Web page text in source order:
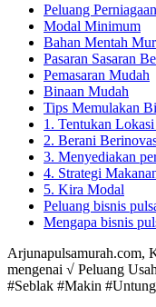
Peluang
Modal Minimum
Bahan Mentah
Pasaran Sasaran
Pemasaran Mudah
Binaan Mudah
Tips Memulakan
1. Tentukan Lokasi
2. Berani
3. Menyediakan
4. Strategi
5. Kira Modal
Peluang bisnis
Mengapa bisnis
Arjunapulsamurah.com,
mengenai √ Peluang
#Seblak #Makin #Untung